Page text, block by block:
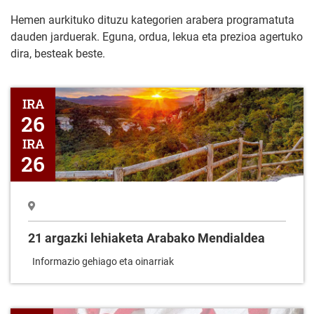
Hemen aurkituko dituzu kategorien arabera programatuta
dauden jarduerak. Eguna, ordua, lekua eta prezioa agertuko
dira, besteak beste.
21 argazki lehiaketa Arabako Mendialdea
IRA
26
IRA
26
21 argazki lehiaketa Arabako Mendialdea
Informazio gehiago eta oinarriak